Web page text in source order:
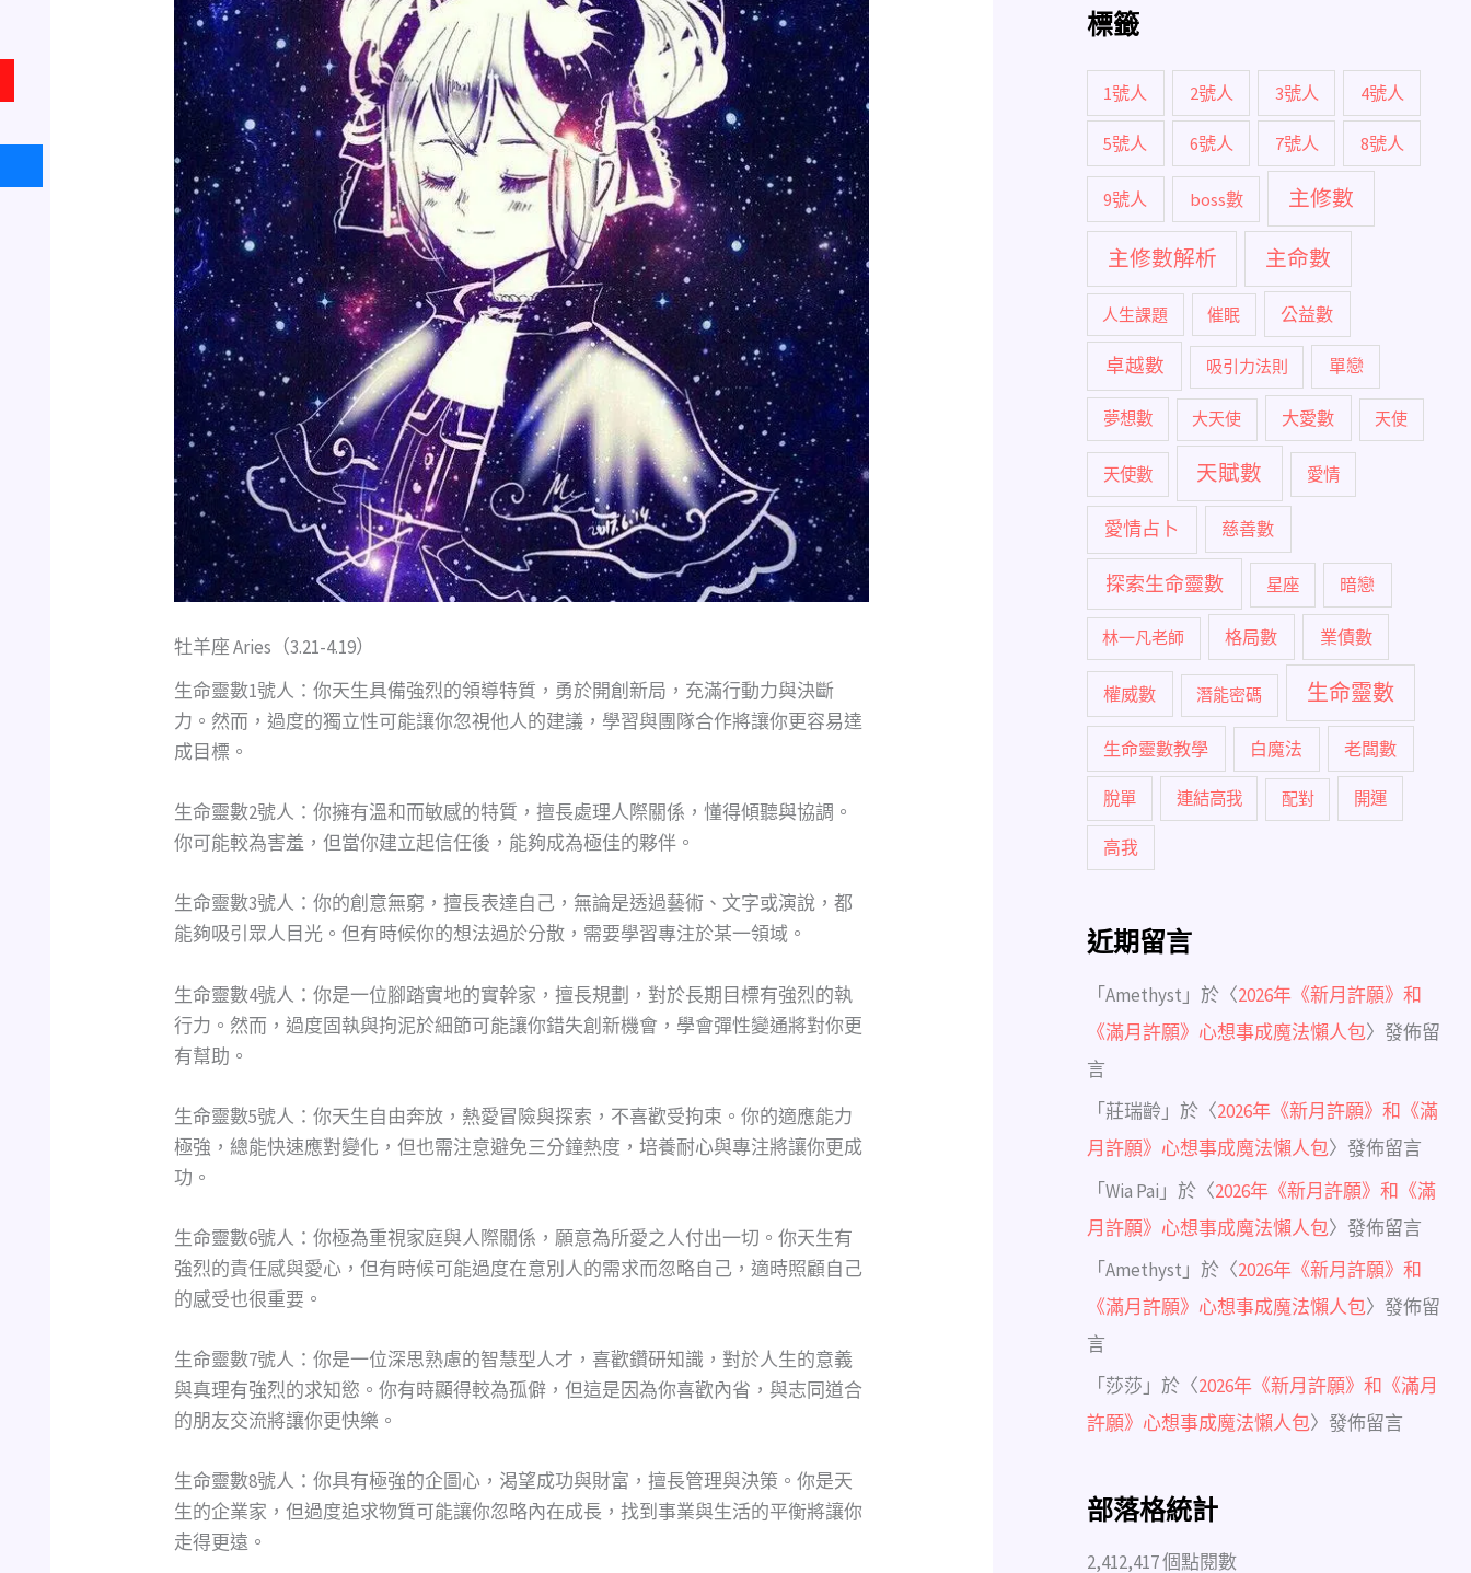
牡羊座 Aries（3.21-4.19）
生命靈數1號人：你天生具備強烈的領導特質，勇於開創新局，充滿行動力與決斷
力。然而，過度的獨立性可能讓你忽視他人的建議，學習與團隊合作將讓你更容易達
成目標。
生命靈數2號人：你擁有溫和而敏感的特質，擅長處理人際關係，懂得傾聽與協調。
你可能較為害羞，但當你建立起信任後，能夠成為極佳的夥伴。
生命靈數3號人：你的創意無窮，擅長表達自己，無論是透過藝術、文字或演說，都
能夠吸引眾人目光。但有時候你的想法過於分散，需要學習專注於某一領域。
生命靈數4號人：你是一位腳踏實地的實幹家，擅長規劃，對於長期目標有強烈的執
行力。然而，過度固執與拘泥於細節可能讓你錯失創新機會，學會彈性變通將對你更
有幫助。
生命靈數5號人：你天生自由奔放，熱愛冒險與探索，不喜歡受拘束。你的適應能力
極強，總能快速應對變化，但也需注意避免三分鐘熱度，培養耐心與專注將讓你更成
功。
生命靈數6號人：你極為重視家庭與人際關係，願意為所愛之人付出一切。你天生有
強烈的責任感與愛心，但有時候可能過度在意別人的需求而忽略自己，適時照顧自己
的感受也很重要。
生命靈數7號人：你是一位深思熟慮的智慧型人才，喜歡鑽研知識，對於人生的意義
與真理有強烈的求知慾。你有時顯得較為孤僻，但這是因為你喜歡內省，與志同道合
的朋友交流將讓你更快樂。
生命靈數8號人：你具有極強的企圖心，渴望成功與財富，擅長管理與決策。你是天
生的企業家，但過度追求物質可能讓你忽略內在成長，找到事業與生活的平衡將讓你
走得更遠。
標籤
1號人 2號人 3號人 4號人
5號人 6號人 7號人 8號人
9號人 boss數 主修數
主修數解析 主命數
人生課題 催眠 公益數
卓越數 吸引力法則 單戀
夢想數 大天使 大愛數 天使
天使數 天賦數 愛情
愛情占卜 慈善數
探索生命靈數 星座 暗戀
林一凡老師 格局數 業債數
權威數 潛能密碼 生命靈數
生命靈數教學 白魔法 老闆數
脫單 連結高我 配對 開運
高我
近期留言
「Amethyst 」於〈2026年《新月許願》和
《滿月許願》心想事成魔法懶人包〉發佈留
言
「莊瑞齡 」於〈2026年《新月許願》和《滿
月許願》心想事成魔法懶人包〉發佈留言
「Wia Pai 」於〈2026年《新月許願》和《滿
月許願》心想事成魔法懶人包〉發佈留言
「Amethyst 」於〈2026年《新月許願》和
《滿月許願》心想事成魔法懶人包〉發佈留
言
「 莎莎 」於〈2026年《新月許願》和《滿月
許願》心想事成魔法懶人包〉發佈留言
部落格統計
2,412,417 個點閱數